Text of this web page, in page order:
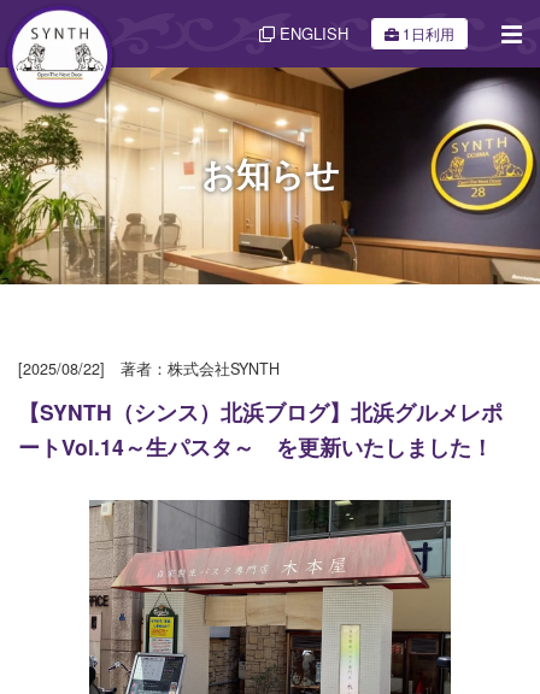
ENGLISH 1日利用
お知らせ
[2025/08/22] 著者：株式会社SYNTH
【SYNTH（シンス）北浜ブログ】北浜グルメレポ
ートVol.14～生パスタ～ を更新いたしました！